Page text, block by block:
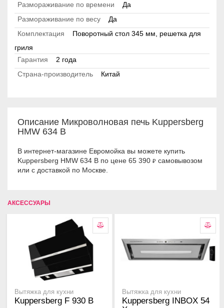
Размораживание по времени
Да
Размораживание по весу
Да
Комплектация
Поворотный стол 345 мм, решетка для
гриля
Гарантия
2 года
Страна-производитель
Китай
Описание Микроволновая печь Kuppersberg
HMW 634 B
В интернет-магазине Евромойка вы можете купить
Kuppersberg HMW 634 B по цене 65 390 ₽ самовывозом
или с доставкой по Москве.
АКСЕССУАРЫ
Вытяжка для кухни
Kuppersberg F 930 B
Вытяжка для кухни
Kuppersberg INBOX 54